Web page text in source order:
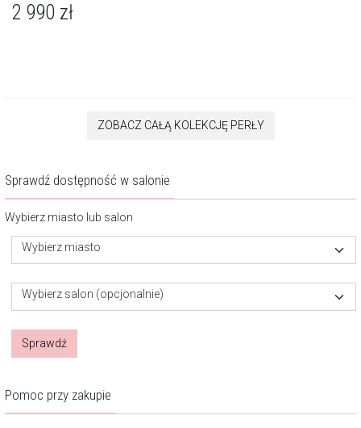
2 990 zł
ZOBACZ CAŁĄ KOLEKCJĘ PERŁY
Sprawdź dostępność w salonie
Wybierz miasto lub salon
Wybierz miasto
Wybierz salon (opcjonalnie)
Sprawdź
Pomoc przy zakupie